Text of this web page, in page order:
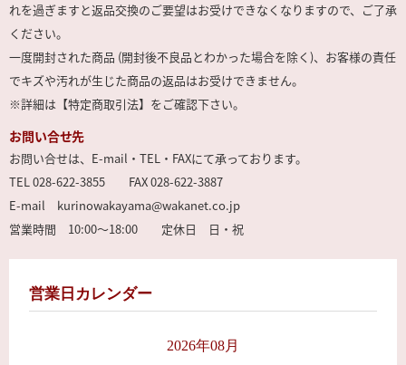
れを過ぎますと返品交換のご要望はお受けできなくなりますので、ご了承
ください。
一度開封された商品 (開封後不良品とわかった場合を除く)、お客様の責任
でキズや汚れが生じた商品の返品はお受けできません。
※詳細は【特定商取引法】をご確認下さい。
お問い合せ先
お問い合せは、E-mail・TEL・FAXにて承っております。
TEL 028-622-3855 FAX 028-622-3887
E-mail kurinowakayama@wakanet.co.jp
営業時間 10:00～18:00 定休日 日・祝
営業日カレンダー
2026年08月